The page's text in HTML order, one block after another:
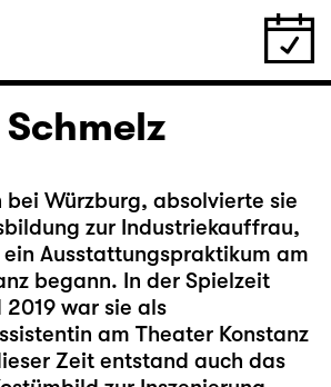
bei Würzburg, absolvierte sie
zur Industriekauffrau,
ein Ausstattungspraktikum am
begann. In der Spielzeit
2019 war sie als
am Theater Konstanz
Zeit entstand auch das